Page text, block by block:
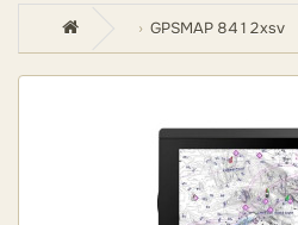
GPSMAP 8412xsv